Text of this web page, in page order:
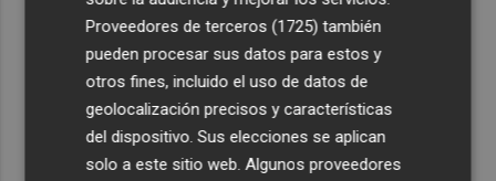
Proveedores de terceros (1725) también
pueden procesar sus datos para estos y
otros fines, incluido el uso de datos de
geolocalización precisos y características
del dispositivo. Sus elecciones se aplican
solo a este sitio web. Algunos proveedores